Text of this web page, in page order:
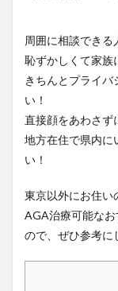
周囲に相談できる
恥ずかしくて家族
きちんとプライ
い！
直接顔をあわさず
地方在住で県内に
い！
東京以外にお住い
AGA治療可能な
ので、ぜひ参考に